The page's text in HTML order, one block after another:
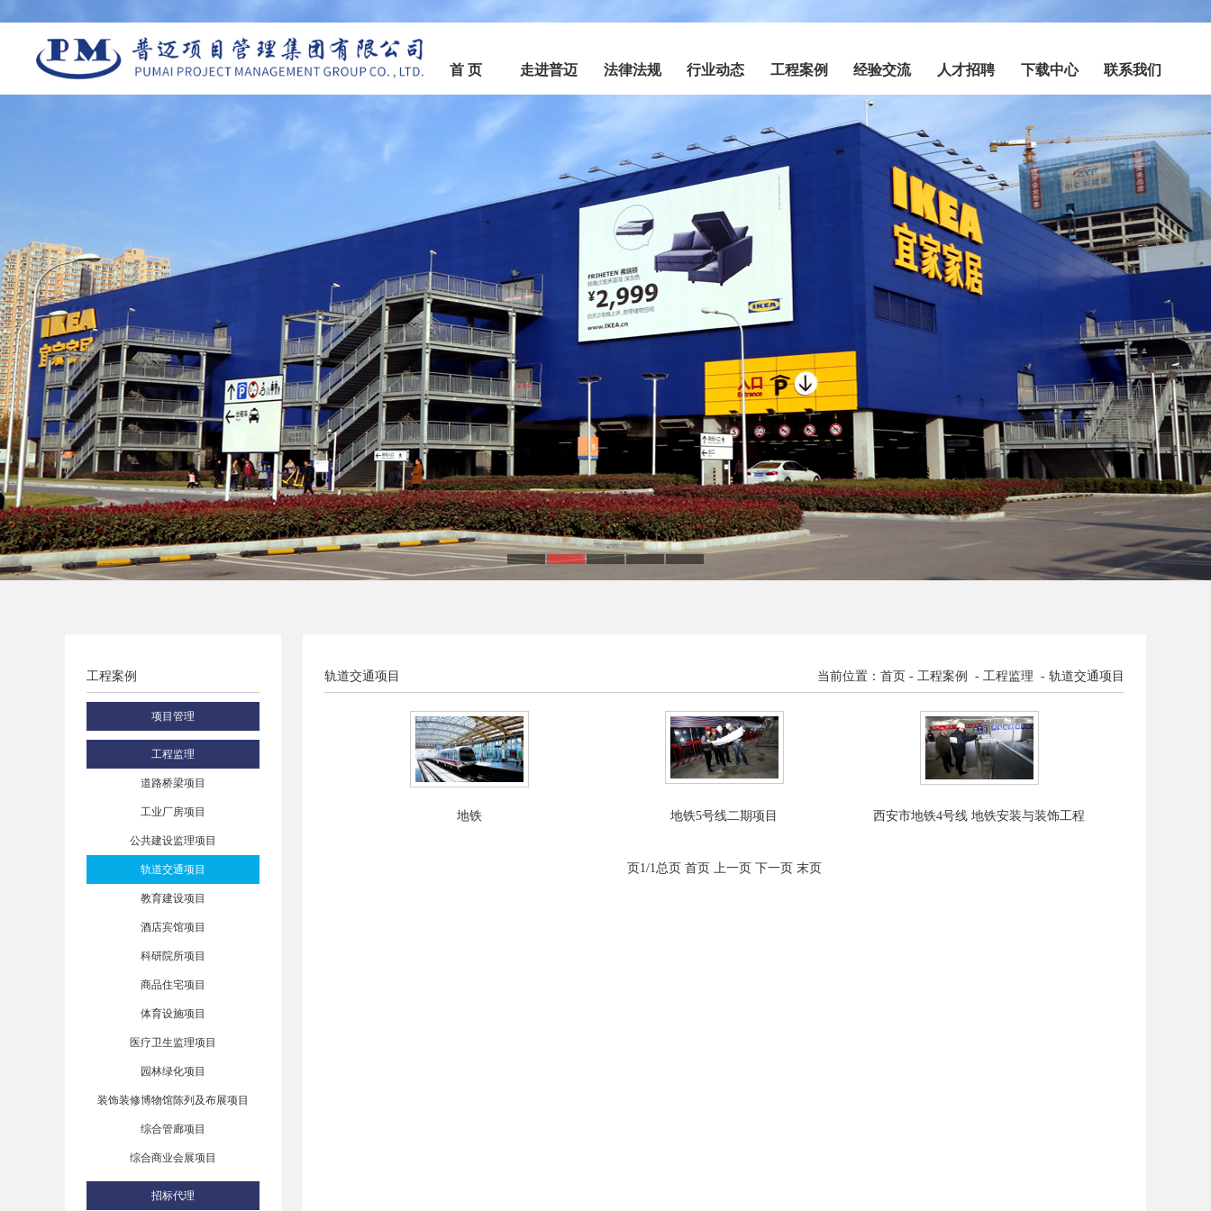
首 页 走进普迈 法律法规 行业动态 工程案例 经验交流 人才招聘 下载中心 联系我们
工程案例
项目管理
工程监理
道路桥梁项目
工业厂房项目
公共建设监理项目
轨道交通项目
教育建设项目
酒店宾馆项目
科研院所项目
商品住宅项目
体育设施项目
医疗卫生监理项目
园林绿化项目
装饰装修博物馆陈列及布展项目
综合管廊项目
综合商业会展项目
招标代理
轨道交通项目 当前位置：首页 - 工程案例 - 工程监理 - 轨道交通项目
地铁 地铁5号线二期项目 西安市地铁4号线 地铁安装与装饰工程
页1/1总页 首页 上一页 下一页 末页